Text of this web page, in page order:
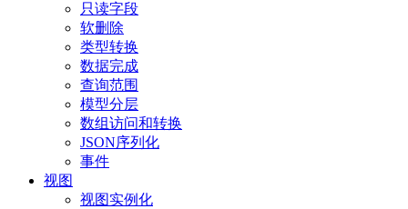
只读字段
软删除
类型转换
数据完成
查询范围
模型分层
数组访问和转换
JSON序列化
事件
视图
视图实例化